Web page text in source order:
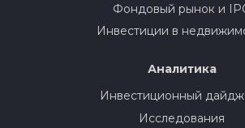
Фондовый рынок и
Инвестиции в
Аналитика
Инвестиционный
Исследования